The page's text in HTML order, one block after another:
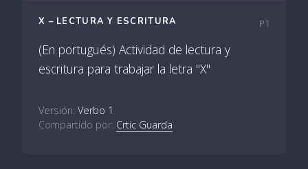
X – LECTURA Y ESCRITURA PT
(En portugués) Actividad de lectura y
escritura para trabajar la letra "X"
Versión: Verbo 1
Compartido por: Crtic Guarda